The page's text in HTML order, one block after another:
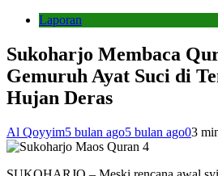
Laporan
Sukoharjo Membaca
Gemuruh Ayat Suci di
Hujan Deras
Al Qoyyim5 bulan ago5 bulan ago03